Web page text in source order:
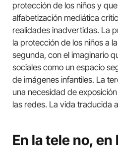
protección de los niños y
alfabetización mediática
realidades inadvertidas. La
la protección de los niños a
segunda, con el imaginario
sociales como un espacio
de imágenes infantiles. La
una necesidad de
las redes. La vida traducida
En la tele no,